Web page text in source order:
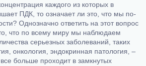
каждого из которых в
ПДК, то означает ли это, что мы по-
Однозначно ответить на этот вопрос
что по всему миру мы наблюдаем
серьезных заболеваний, таких
онкология, эндокринная патология, –
больше проходит в замкнутых